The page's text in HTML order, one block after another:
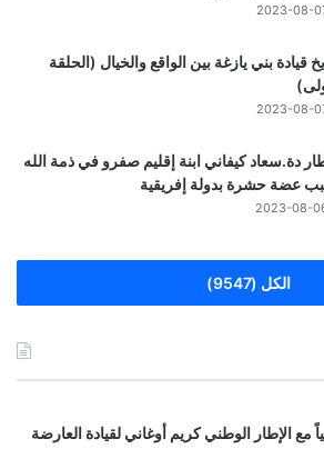
2023-08-
قيادة بني يازغة بين الواقع والخيال (الحلقة
2023-08-
دة.سعاد كيفاني ابنة إقليم صفرو في ذمة الله
عضة حشرة بدولة إفريقية
2023-08-
الكل (9547)
مع الإطار الوطني كريم أوغاني لقيادة العارضة